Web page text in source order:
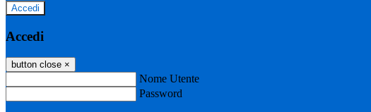
Accedi
Accedi
button close ×
Nome Utente
Password